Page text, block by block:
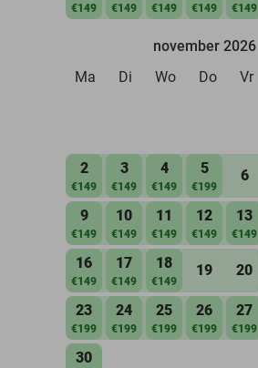
€149 €149 €149 €149 €149
november 2026
Ma
Di Wo Do Vr
2
€149
3
€149
4
€149
5
€199
6
9
€149
10
€149
11
€149
12
€149
13
€149
16
€149
17
€149
18
€149
19 20
23
€199
24
€199
25
€199
26
€199
27
€199
30